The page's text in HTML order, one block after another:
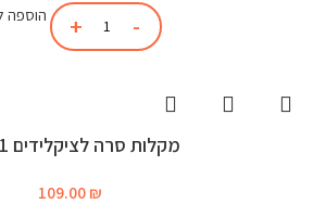
הוספה
מקלות סרה לציקלידים 1 ליטר
109.00 ₪